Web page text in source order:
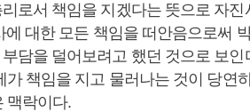
로서 책임을 지겠다는 뜻으로 자
대한 모든 책임을 떠안음으로써
담을 덜어보려고 했던 것으로 보인
가 책임을 지고 물러나는 것이 당연
맥락이다.